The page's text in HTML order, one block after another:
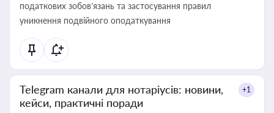
податкових зобов’язань та застосування правил
уникнення подвійного оподаткування
Telegram канали для нотаріусів: новини,
кейси, практичні поради
+1